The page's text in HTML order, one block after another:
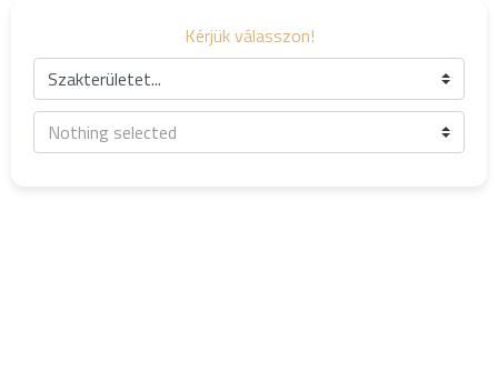
Kérjük válasszon!
Szakterületet...
Nothing selected